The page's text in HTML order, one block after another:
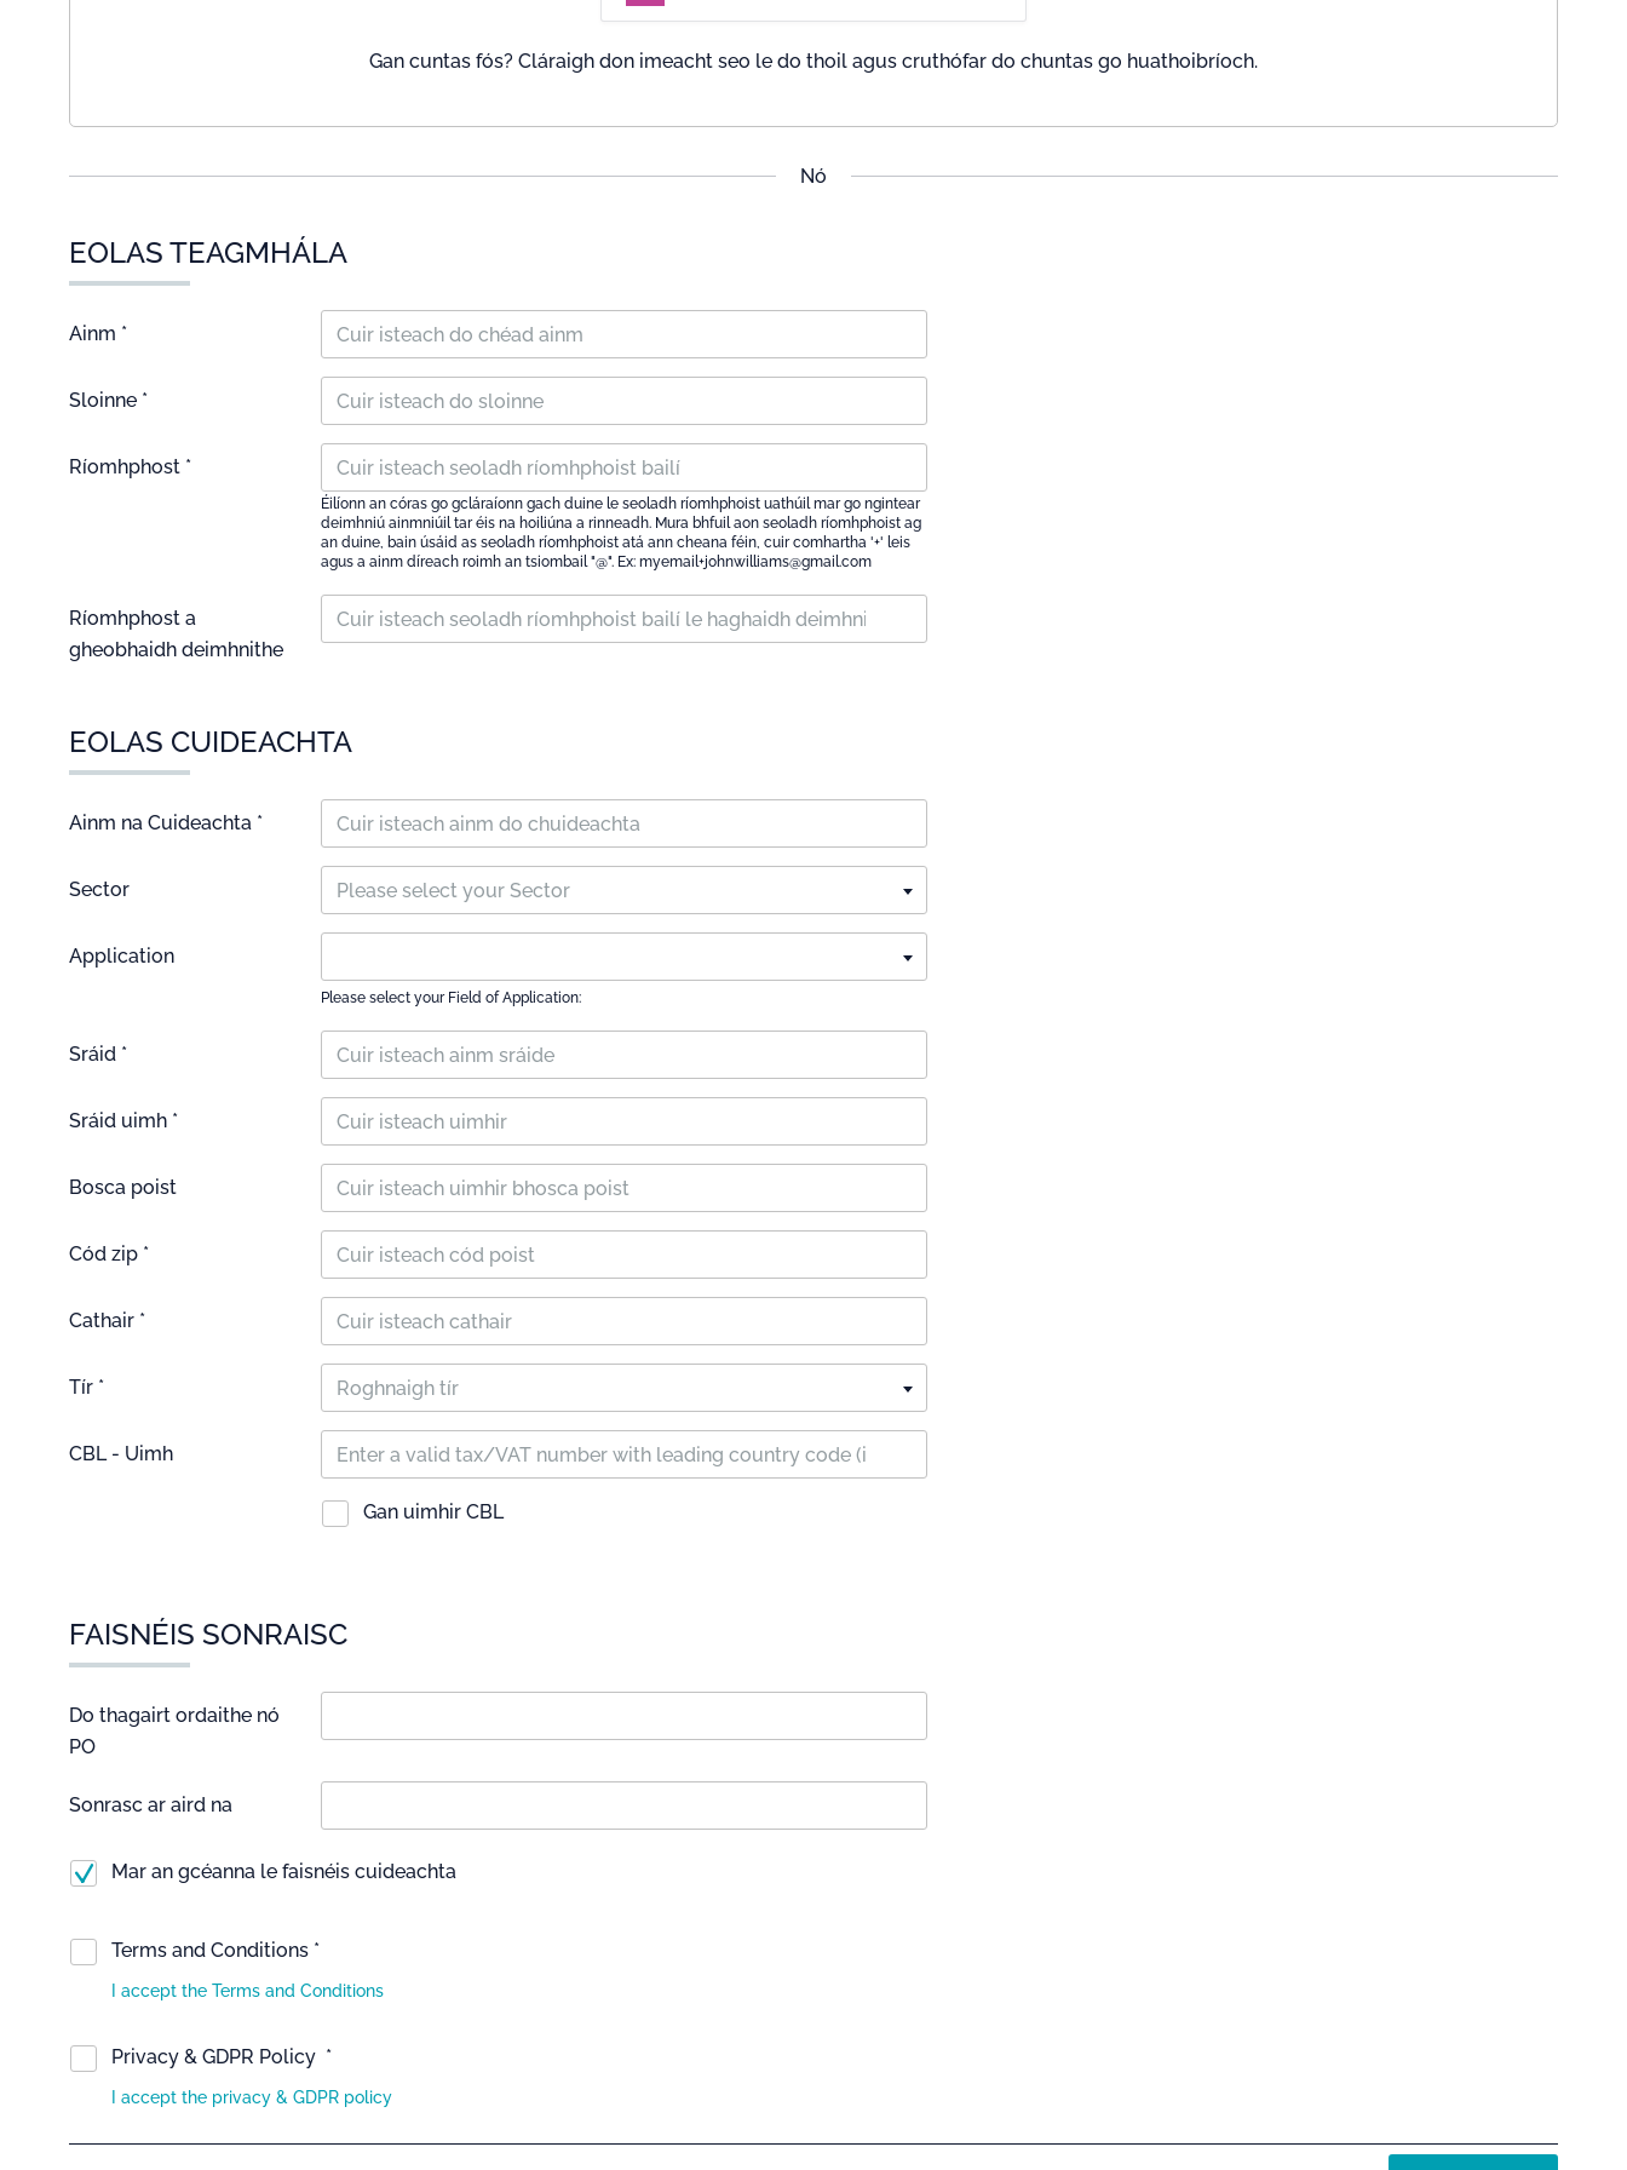
Gan cuntas fós? Cláraigh don imeacht seo le do thoil agus cruthófar do chuntas go huathoibríoch.
Nó
EOLAS TEAGMHÁLA
Ainm *
Sloinne *
Ríomhphost *
Éilíonn an córas go gcláraíonn gach duine le seoladh ríomhphoist uathúil mar go ngintear
deimhniú ainmniúil tar éis na hoiliúna a rinneadh. Mura bhfuil aon seoladh ríomhphoist ag
an duine, bain úsáid as seoladh ríomhphoist atá ann cheana féin, cuir comhartha '+' leis
agus a ainm díreach roimh an tsiombail "@". Ex: myemail+johnwilliams@gmail.com
Ríomhphost a
gheobhaidh deimhnithe
EOLAS CUIDEACHTA
Ainm na Cuideachta *
Sector Please select your Sector
Application
Please select your Field of Application:
Sráid *
Sráid uimh *
Bosca poist
Cód zip *
Cathair *
Tír * Roghnaigh tír
CBL - Uimh
Gan uimhir CBL
FAISNÉIS SONRAISC
Do thagairt ordaithe nó
PO
Sonrasc ar aird na
Mar an gcéanna le faisnéis cuideachta
Terms and Conditions *
I accept the Terms and Conditions
Privacy & GDPR Policy *
I accept the privacy & GDPR policy